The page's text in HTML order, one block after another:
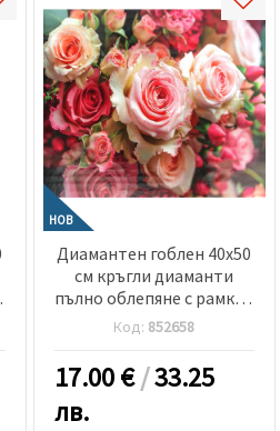
НОВ
Диамантен гоблен 40x50
см кръгли диаманти
пълно облепяне с рамка -
Пастелни рози GLE79284
Код: 852658
17.00€/33.25
лв.